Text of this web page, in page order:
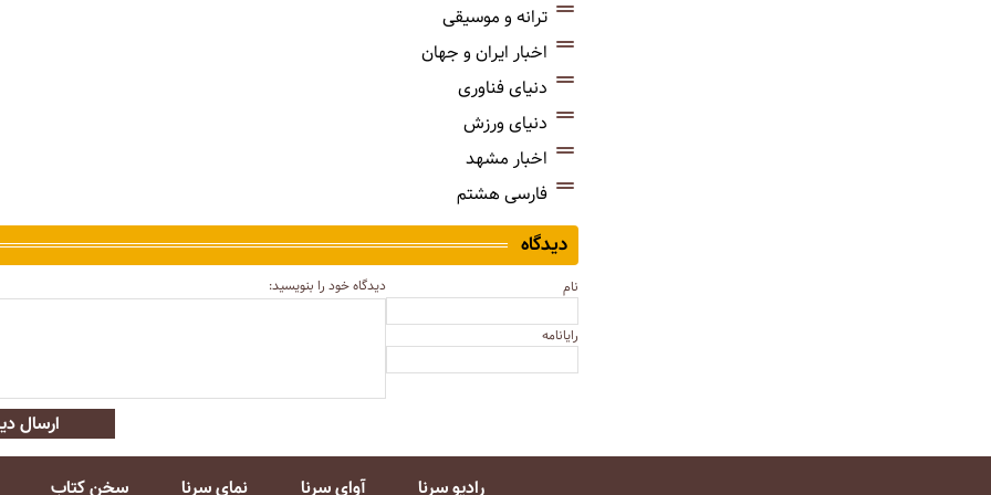
ترانه و موسیقی
اخبار ایران و جهان
دنیای فناوری
دنیای ورزش
اخبار مشهد
فارسی هشتم
دیدگاه
نام
رایانامه
دیدگاه خود را بنویسید:
ارسال
رادیو سرنا آوای سرنا نمای سرنا سخن کتاب